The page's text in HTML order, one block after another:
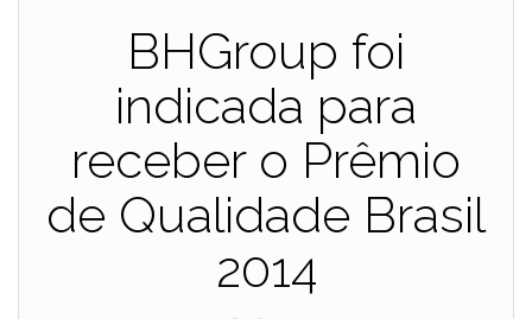
BHGroup foi
indicada para
receber o Prêmio
de Qualidade Brasil
2014